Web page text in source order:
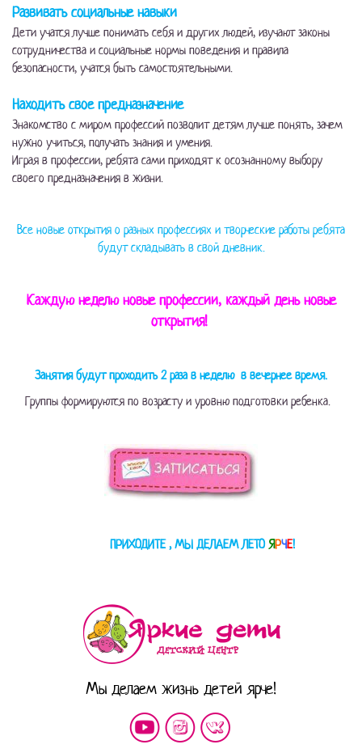
Развивать социальные навыки
Дети учатся лучше понимать себя и других людей, изучают законы
сотрудничества и социальные нормы поведения и правила
безопасности, учатся быть самостоятельными.
Находить свое предназначение
Знакомство с миром профессий позволит детям лучше понять, зачем
нужно учиться, получать знания и умения.
Играя в профессии, ребята сами приходят к осознанному выбору
своего предназначения в жизни.
Все новые открытия о разных профессиях и творческие работы ребята
будут складывать в свой дневник.
Каждую неделю новые профессии, каждый день новые
открытия!
Занятия будут проходить 2 раза в неделю в вечернее время.
Группы формируются по возрасту и уровню подготовки ребенка.
ПРИХОДИТЕ , МЫ ДЕЛАЕМ ЛЕТОЯРЧЕ!
Мы делаем жизнь детей ярче!